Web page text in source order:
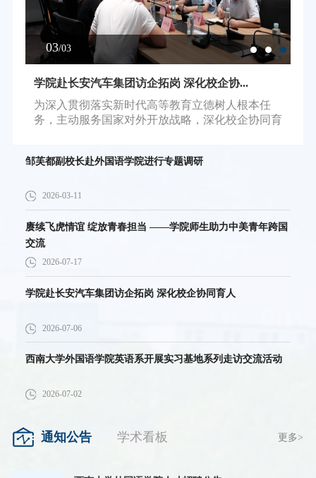
学院赴长安汽车集团访企拓岗 深化校企协...
为深入贯彻落实新时代高等教育立德树人根本任
务，主动服务国家对外开放战略，深化校企协同育
03/03
邹芙都副校长赴外国语学院进行专题调研
2026-03-11
赓续飞虎情谊 绽放青春担当 ——学院师生助力中美青年跨国
交流
2026-07-17
学院赴长安汽车集团访企拓岗 深化校企协同育人
2026-07-06
西南大学外国语学院英语系开展实习基地系列走访交流活动
2026-07-02
通知公告 学术看板 更多>